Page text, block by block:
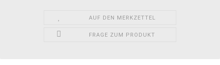
AUF DEN MERKZETTEL
FRAGE ZUM PRODUKT